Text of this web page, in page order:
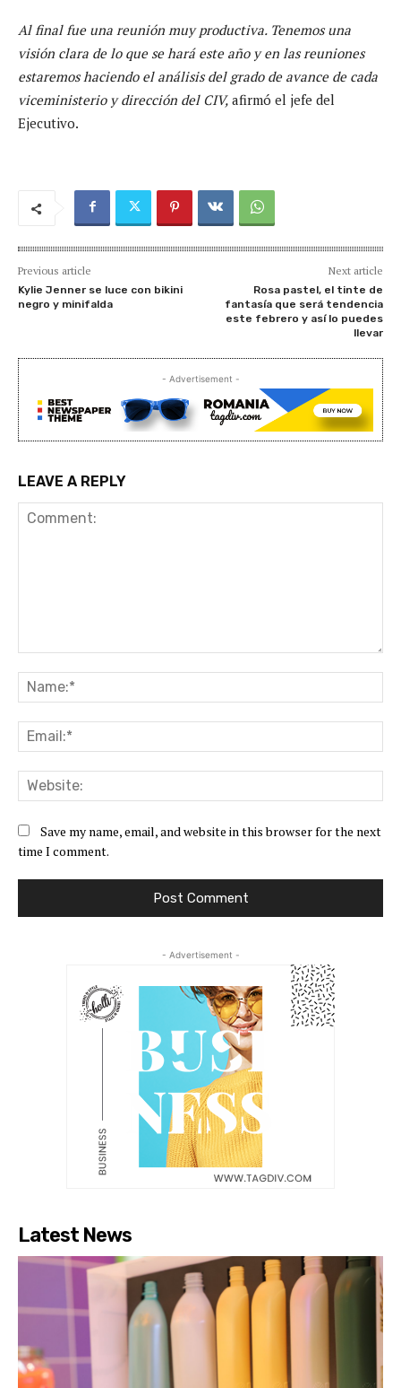
Al final fue una reunión muy productiva. Tenemos una
visión clara de lo que se hará este año y en las reuniones
estaremos haciendo el análisis del grado de avance de cada
viceministerio y dirección del CIV, afirmó el jefe del
Ejecutivo.
Previous article
Kylie Jenner se luce con bikini
negro y minifalda
Next article
Rosa pastel, el tinte de
fantasía que será tendencia
este febrero y así lo puedes
llevar
- Advertisement -
LEAVE A REPLY
Save my name, email, and website in this browser for the next
time I comment.
- Advertisement -
Latest News